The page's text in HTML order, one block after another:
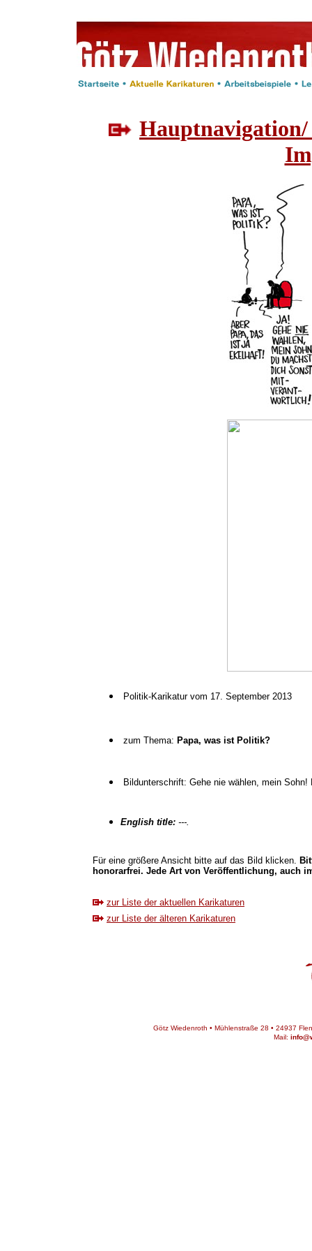
Politik-Karikatur vom 17. September 2013
zum Thema: Papa, was ist Politik?
Bildunterschrift: Gehe nie wählen, mein
English title: ---.
Für eine größere Ansicht bitte auf das Bild klicken.
honorarfrei. Jede Art von Veröffentlichung, auch
zur Liste der aktuellen Karikaturen
zur Liste der älteren Karikaturen
Götz Wiedenroth • Mühlenstraße 28 • 24937
Mail: